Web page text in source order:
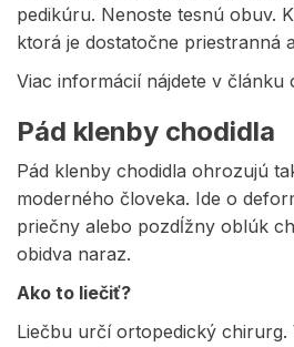
pedikúru. Nenoste tesnú obuv.
ktorá je dostatočne priestranná
Viac informácií nájdete v článku
Pád klenby chodidla
Pád klenby chodidla ohrozujú
moderného človeka. Ide o
priečny alebo pozdĺžny oblúk
obidva naraz.
Ako to liečiť?
Liečbu určí ortopedický chirurg.